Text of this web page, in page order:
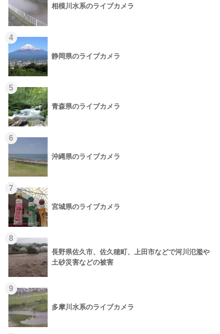
相模川水系のライブカメラ
4
静岡県のライブカメラ
5
青森県のライブカメラ
6
沖縄県のライブカメラ
7
宮城県のライブカメラ
8
長野県佐久市、佐久穂町、上田市などで河川氾濫や
土砂災害などの被害
9
多摩川水系のライブカメラ